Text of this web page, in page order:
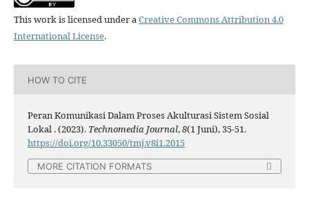
This work is licensed under aCreative Commons Attribution 4.0
International License.
HOW TO CITE
Peran Komunikasi Dalam Proses Akulturasi Sistem Sosial
Lokal . (2023). Technomedia Journal,8(1 Juni), 35-51.
https://doi.org/10.33050/tmj.v8i1.2015
MORE CITATION FORMATS